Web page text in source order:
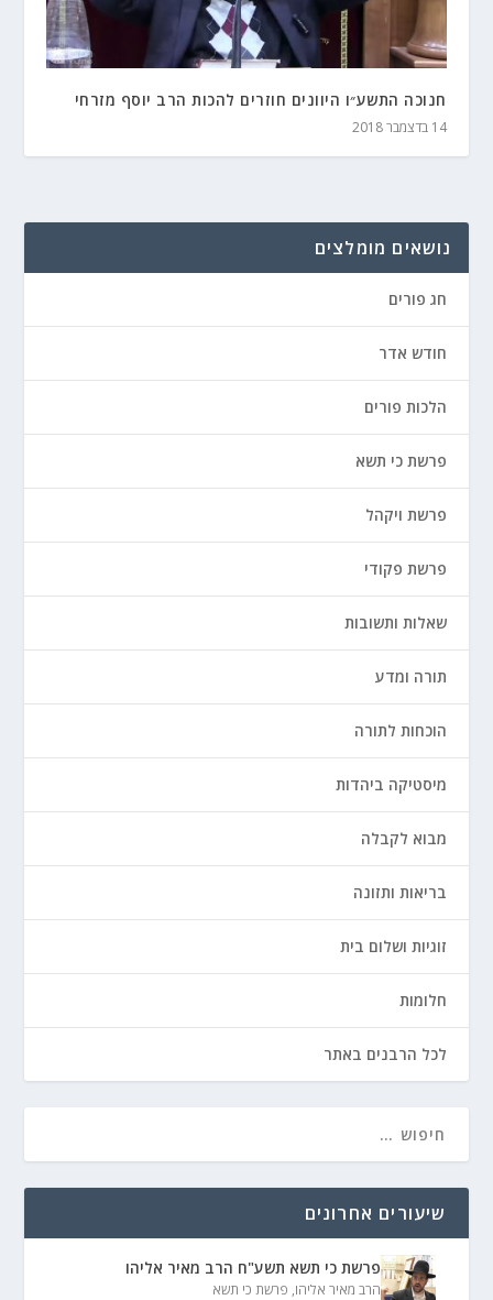
חנוכה התשע״ו היוונים חוזרים להכות הרב יוסף מזרחי
14 בדצמבר 2018
נושאים מומלצים
חג פורים
חודש אדר
הלכות פורים
פרשת כי תשא
פרשת ויקהל
פרשת פקודי
שאלות ותשובות
תורה ומדע
הוכחות לתורה
מיסטיקה ביהדות
מבוא לקבלה
בריאות ותזונה
זוגיות ושלום בית
חלומות
לכל הרבנים באתר
שיעורים אחרונים
פרשת כי תשא תשע"ח הרב מאיר אליהו
הרב מאיר אליהו, פרשת כי תשא